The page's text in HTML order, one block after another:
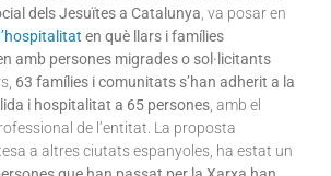
dels Jesuïtes a Catalunya , va posar en
en què llars i famílies
amb persones migrades o sol·licitants
63 famílies i comunitats s’han adherit a la
i hospitalitat a 65 persones , amb el
de l’entitat. La proposta
a altres ciutats espanyoles, ha estat un